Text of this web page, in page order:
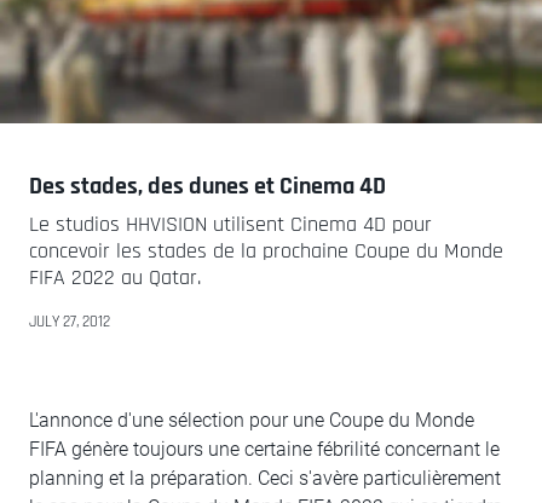
Des stades, des dunes et Cinema 4D
Le studios HHVISION utilisent Cinema 4D pour
concevoir les stades de la prochaine Coupe du Monde
FIFA 2022 au Qatar.
JULY 27, 2012
L'annonce d'une sélection pour une Coupe du Monde
FIFA génère toujours une certaine fébrilité concernant le
planning et la préparation. Ceci s'avère particulièrement